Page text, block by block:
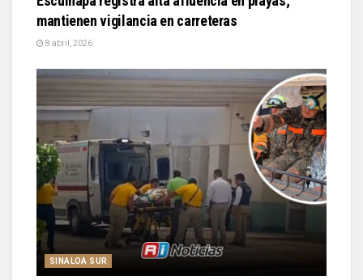
mantienen vigilancia en carreteras
8 abril, 2026
SINALOA SUR